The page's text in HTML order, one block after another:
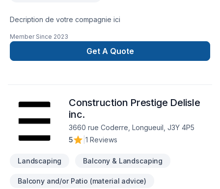
Decription de votre compagnie ici
Member Since 2023
Get A Quote
Construction Prestige Delisle
inc.
3660 rue Coderre, Longueuil, J3Y 4P5
5
1 Reviews
Landscaping Balcony & Landscaping
Balcony and/or Patio (material advice)